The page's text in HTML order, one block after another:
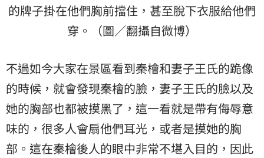
的牌子掛在他們胸前擋住，甚至脫下衣服給他們
穿。（圖／翻攝自微博）
不過如今大家在景區看到秦檜和妻子王氏的跪像
的時候，就會發現秦檜的臉，妻子王氏的臉以及
她的胸部也都被摸黑了，這一看就是帶有侮辱意
味的，很多人會扇他們耳光，或者是摸她的胸
部。這在秦檜後人的眼中非常不堪入目的，因此